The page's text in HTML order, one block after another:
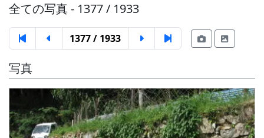
全ての写真 - 1377 / 1933
1377 / 1933
写真